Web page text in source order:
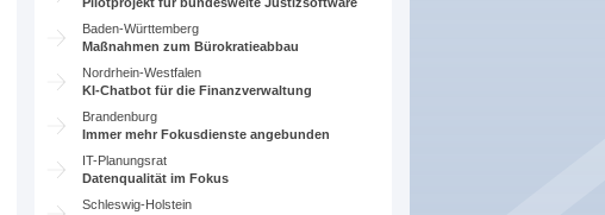
Pilotprojekt für bundesweite Justizsoftware
Baden-Württemberg
Maßnahmen zum Bürokratieabbau
Nordrhein-Westfalen
KI-Chatbot für die Finanzverwaltung
Brandenburg
Immer mehr Fokusdienste angebunden
IT-Planungsrat
Datenqualität im Fokus
Schleswig-Holstein